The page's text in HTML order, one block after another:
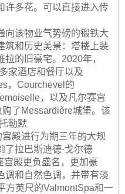
许多花。可以直接进入传
向该物业气势磅的锻铁大
筑和历史美景：塔楼上装
的旧豪宅。2020年，
家酒店和餐厅以及
，Courchevel的
，以及凡尔赛宫
了Messardière城堡。该
勒默
宫殿进行为期三年的大规
了拉巴斯迪德·戈尔德
宫殿更负盛名，更加豪
调和自然色调，并带有淡
方英尺的ValmontSpa和一